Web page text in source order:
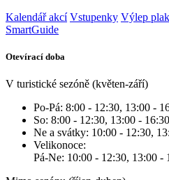
Kalendář akcí Vstupenky Výlep
SmartGuide
Otevírací doba
V turistické sezóně (květen-září)
Po-Pá: 8:00 - 12:30, 13:00 -
So: 8:00 - 12:30, 13:00 - 16:30
Ne a svátky: 10:00 - 12:30,
Velikonoce:
Pá-Ne: 10:00 - 12:30, 13:00 -